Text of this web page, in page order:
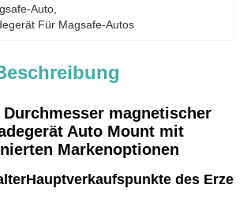
Auto
Für Magsafe-Autos
magnetischer
Auto Mount mit
Markenoptionen
Hauptverkaufspunkte des